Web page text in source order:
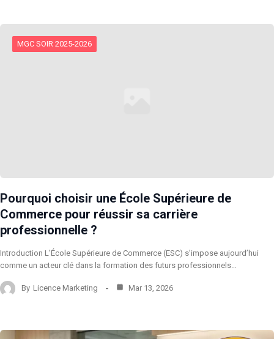
MGC SOIR 2025-2026
Pourquoi choisir une École Supérieure de
Commerce pour réussir sa carrière
professionnelle ?
Introduction L’École Supérieure de Commerce (ESC) s’impose aujourd’hui
comme un acteur clé dans la formation des futurs professionnels…
By Licence Marketing Mar 13, 2026